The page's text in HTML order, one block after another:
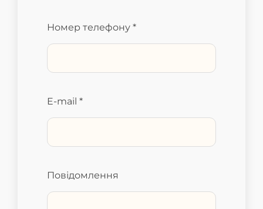
Номер телефону *
E-mail *
Повідомлення